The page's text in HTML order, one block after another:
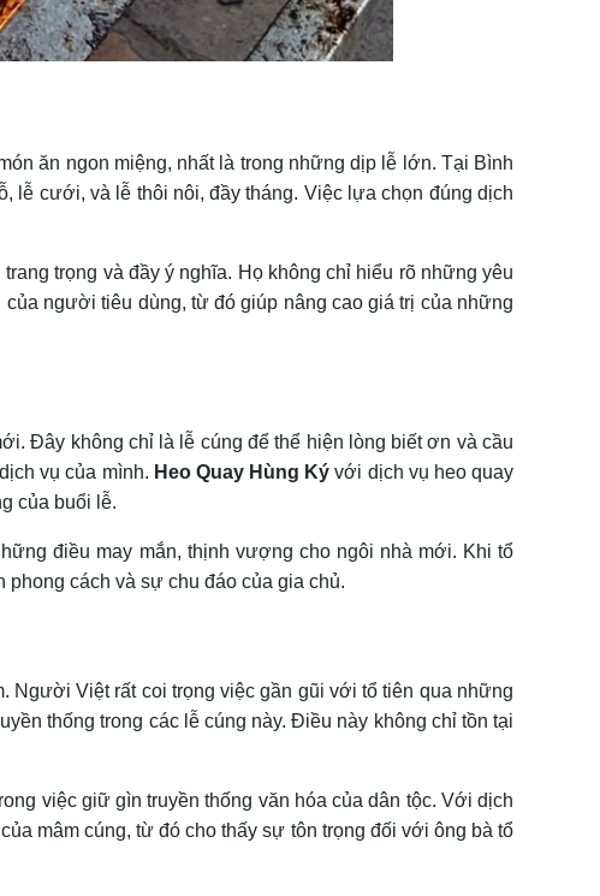
ăn ngon miệng, nhất là trong những dịp lễ lớn. Tại Bình
lễ cưới, và lễ thôi nôi, đầy tháng. Việc lựa chọn đúng dịch
trọng và đầy ý nghĩa. Họ không chỉ hiểu rõ những yêu
người tiêu dùng, từ đó giúp nâng cao giá trị của những
Đây không chỉ là lễ cúng để thể hiện lòng biết ơn và cầu
vụ của mình. Heo Quay Hùng Ký với dịch vụ heo quay
của buổi lễ.
điều may mắn, thịnh vượng cho ngôi nhà mới. Khi tổ
phong cách và sự chu đáo của gia chủ.
Người Việt rất coi trọng việc gần gũi với tổ tiên qua những
thống trong các lễ cúng này. Điều này không chỉ tồn tại
việc giữ gìn truyền thống văn hóa của dân tộc. Với dịch
mâm cúng, từ đó cho thấy sự tôn trọng đối với ông bà tổ